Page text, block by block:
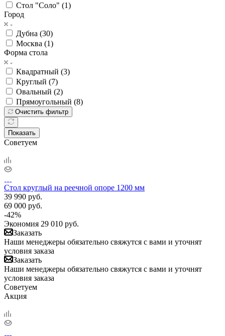
Стол "Соло" (1)
Город
Дубна (30)
Москва (1)
Форма стола
Квадратный (3)
Круглый (7)
Овальный (2)
Прямоугольный (8)
Очистить фильтр
Показать
Советуем
Стол круглый на реечной опоре 1200 мм
39 990 руб.
69 000 руб.
-42%
Экономия 29 010 руб.
Заказать
Наши менеджеры обязательно свяжутся с вами и уточнят
условия заказа
Заказать
Наши менеджеры обязательно свяжутся с вами и уточнят
условия заказа
Советуем
Акция